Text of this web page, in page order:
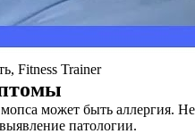
Fitness Trainer
может быть аллергия.
патологии.